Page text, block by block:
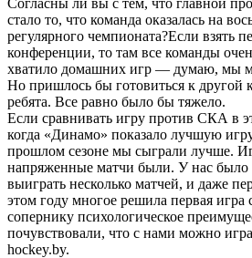
стало то, что команда оказалась на
регулярного чемпионата?Если взять
конференции, то там все команды
хватило домашних игр — думаю, мы
Но пришлось бы готовиться к другой
ребята. Все равно было бы тяжело.
Если сравнивать игру против СКА в
когда «Динамо» показало лучшую
прошлом сезоне мы сыграли лучше.
напряженные матчи были. У нас было
выиграть несколько матчей, и даже
этом году многое решила первая игра
сопернику психологическое
почувствовали, что с нами можно
hockey.by.